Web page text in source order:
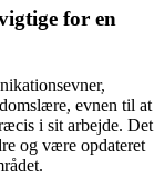
for en
evnen til at
i sit arbejde. Det
og være opdateret